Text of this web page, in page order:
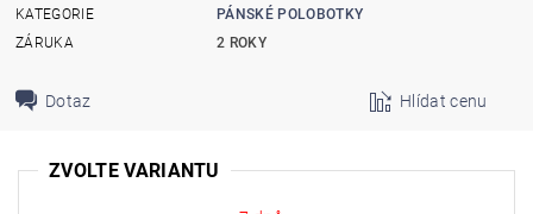
KATEGORIE
PÁNSKÉ POLOBOTKY
ZÁRUKA
2 ROKY
Dotaz Hlídat cenu
ZVOLTE VARIANTU